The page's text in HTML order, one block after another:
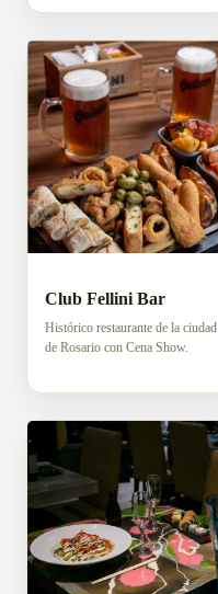
Club Fellini Bar
Histórico restaurante de la ciudad
de Rosario con Cena Show.